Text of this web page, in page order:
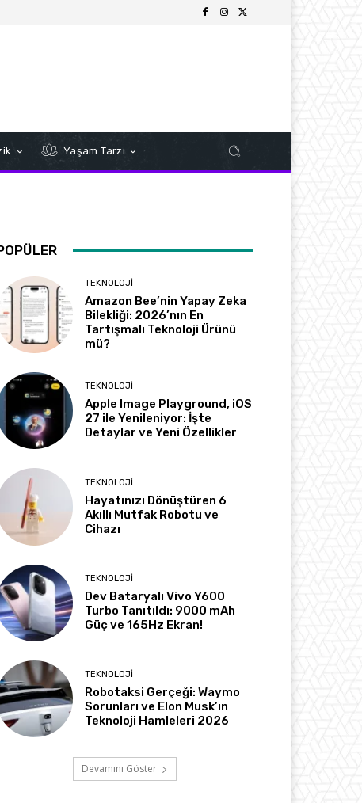
Yaşam Tarzı
TEKNOLOJI
Amazon Bee’nin Yapay Zeka
Bilekliği: 2026’nın En
Tartışmalı Teknoloji Ürünü
mü?
TEKNOLOJI
Apple Image Playground, iOS
27 ile Yenileniyor: İşte
Detaylar ve Yeni Özellikler
TEKNOLOJI
Hayatınızı Dönüştüren 6
Akıllı Mutfak Robotu ve
Cihazı
TEKNOLOJI
Dev Bataryalı Vivo Y600
Turbo Tanıtıldı: 9000 mAh
Güç ve 165Hz Ekran!
TEKNOLOJI
Robotaksi Gerçeği: Waymo
Sorunları ve Elon Musk’ın
Teknoloji Hamleleri 2026
Devamını Göster